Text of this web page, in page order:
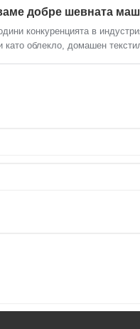
машини освен конкуренцията.
добре шевната
конкуренцията в
като облекло, домашен